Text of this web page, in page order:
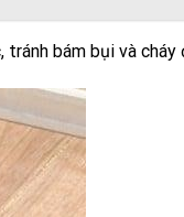
bám bụi và cháy